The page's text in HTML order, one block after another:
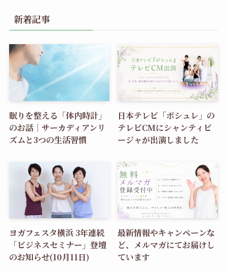
新着記事
眠りを整える「体内時計」
のお話｜サーカディアンリ
ズムと3つの生活習慣
日本テレビ「ポシュレ」の
テレビCMにシャンティビ
ージャが出演しました
ヨガフェスタ横浜 3年連続
「ビジネスセミナー」登壇
のお知らせ(10月11日)
最新情報やキャンペーンな
ど、メルマガにてお届けし
ています